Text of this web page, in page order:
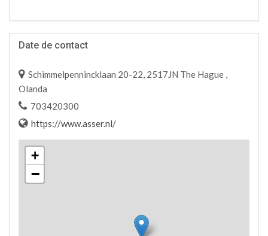
Date de contact
Schimmelpennincklaan 20-22, 2517JN The Hague ,
Olanda
703420300
https://www.asser.nl/
+
−